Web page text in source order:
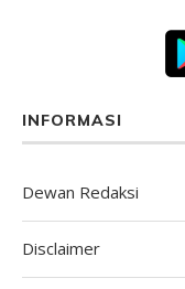
INFORMASI
Dewan Redaksi
Disclaimer